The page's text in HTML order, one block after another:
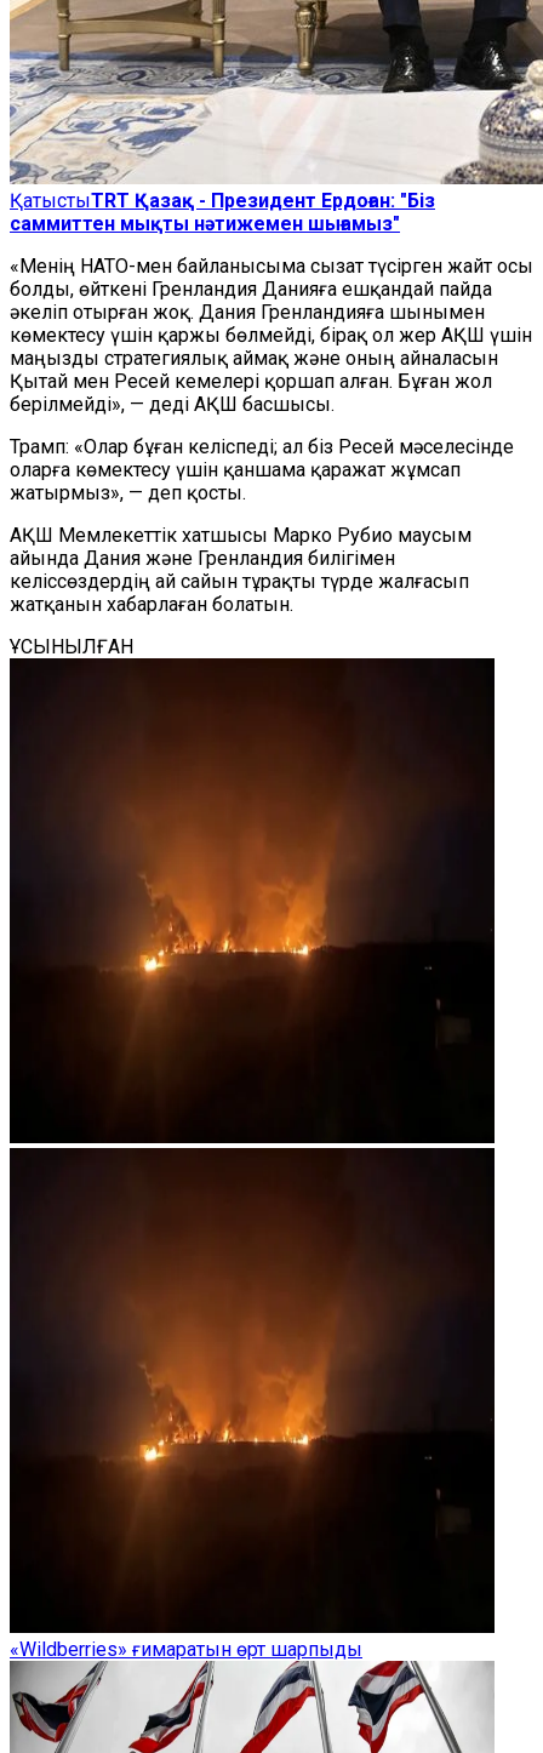
ҚатыстыTRT Қазақ - Президент Ердоған: "Біз
саммиттен мықты нәтижемен шығамыз"
«Менің НАТО-мен байланысыма сызат түсірген жайт осы
болды, өйткені Гренландия Данияға ешқандай пайда
әкеліп отырған жоқ. Дания Гренландияға шынымен
көмектесу үшін қаржы бөлмейді, бірақ ол жер АҚШ үшін
маңызды стратегиялық аймақ және оның айналасын
Қытай мен Ресей кемелері қоршап алған. Бұған жол
берілмейді», — деді АҚШ басшысы.
Трамп: «Олар бұған келіспеді; ал біз Ресей мәселесінде
оларға көмектесу үшін қаншама қаражат жұмсап
жатырмыз», — деп қосты.
АҚШ Мемлекеттік хатшысы Марко Рубио маусым
айында Дания және Гренландия билігімен
келіссөздердің ай сайын тұрақты түрде жалғасып
жатқанын хабарлаған болатын.
ҰСЫНЫЛҒАН
«Wildberries» ғимаратын өрт шарпыды